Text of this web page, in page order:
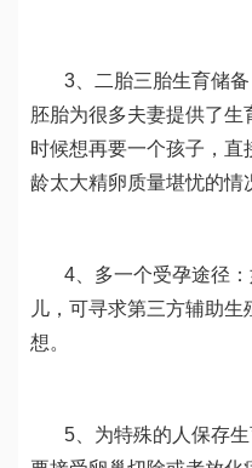
3、二胎三胎生育储
胚胎为很多夫妻提供了生
时候想再要一个孩子，
龄太大精卵质量堪忧的情
4、多一个受孕途径
儿，可寻求第三方辅助
想。
5、为特殊的人保存